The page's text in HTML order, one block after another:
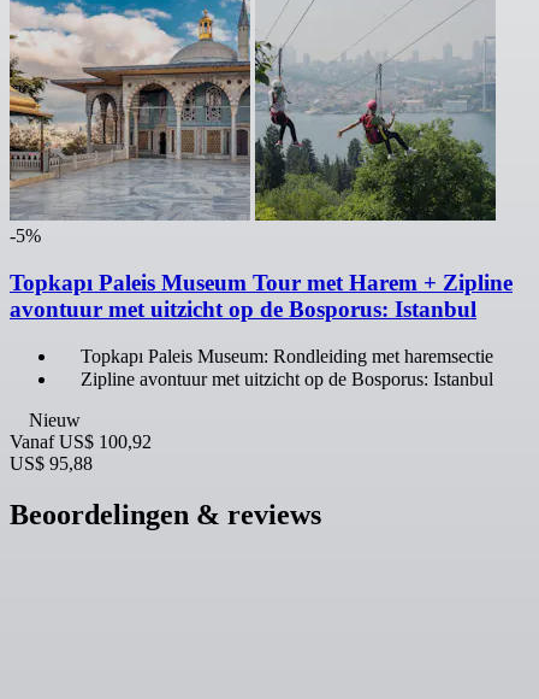
-5%
Topkapı Paleis Museum Tour met Harem + Zipline
avontuur met uitzicht op de Bosporus: Istanbul
Topkapı Paleis Museum: Rondleiding met haremsectie
Zipline avontuur met uitzicht op de Bosporus: Istanbul
Nieuw
Vanaf US$ 100,92
US$ 95,88
Beoordelingen & reviews